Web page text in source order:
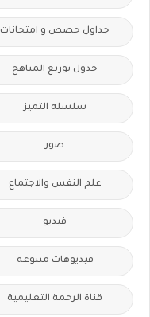
جداول حصص و امتحانات
جدول توزيع المناهج
سلسله التميز
صور
علم النفس والاجتماع
فيديو
فيديوهات متنوعة
قناة الرحمة التعليمية